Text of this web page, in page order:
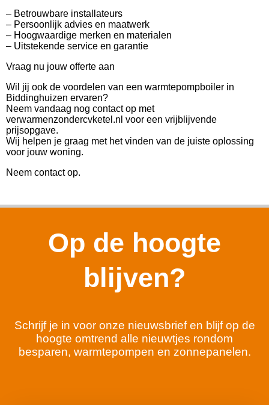
– Betrouwbare installateurs
– Persoonlijk advies en maatwerk
– Hoogwaardige merken en materialen
– Uitstekende service en garantie
Vraag nu jouw offerte aan
Wil jij ook de voordelen van een warmtepompboiler in
Biddinghuizen ervaren?
Neem vandaag nog contact op met
verwarmenzondercvketel.nl voor een vrijblijvende
prijsopgave.
Wij helpen je graag met het vinden van de juiste oplossing
voor jouw woning.
Neem contact op.
Op de hoogte
blijven?
Schrijf je in voor onze nieuwsbrief en blijf op de
hoogte omtrend alle nieuwtjes rondom
besparen, warmtepompen en zonnepanelen.